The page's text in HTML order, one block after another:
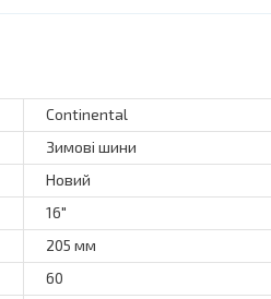
Continental
Зимові шини
Новий
16"
205 мм
60